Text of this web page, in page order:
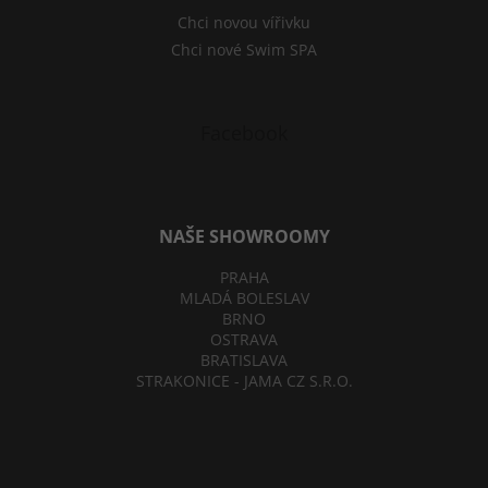
Chci novou vířivku
Chci nové Swim SPA
NAŠE SHOWROOMY
PRAHA
MLADÁ BOLESLAV
BRNO
OSTRAVA
BRATISLAVA
STRAKONICE - JAMA CZ S.R.O.